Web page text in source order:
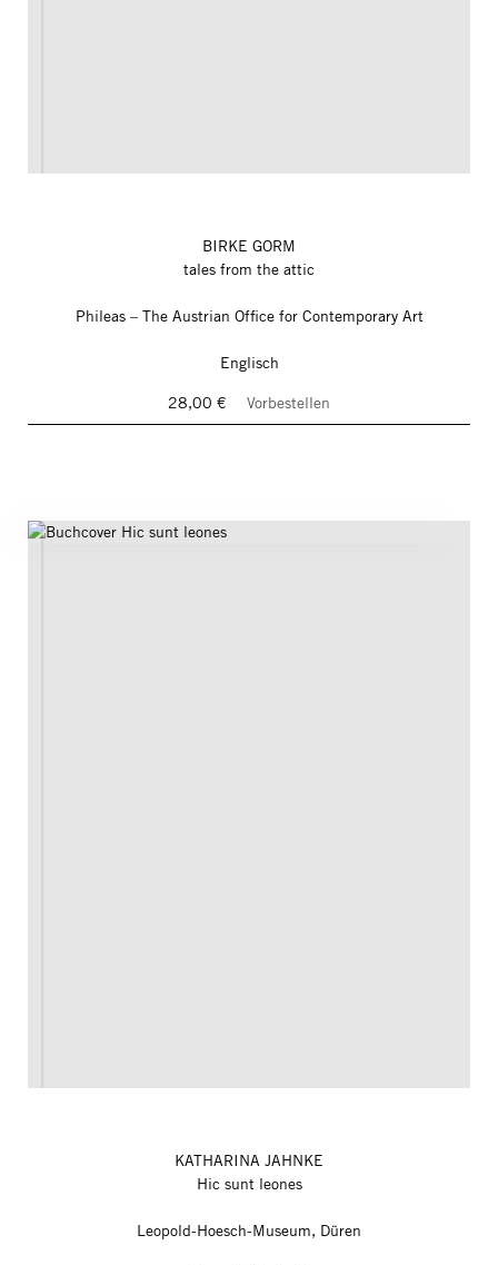
BIRKE GORM
tales from the attic
Phileas – The Austrian Office for Contemporary Art
Englisch
28,00 €
Vorbestellen
KATHARINA JAHNKE
Hic sunt leones
Leopold-Hoesch-Museum, Düren